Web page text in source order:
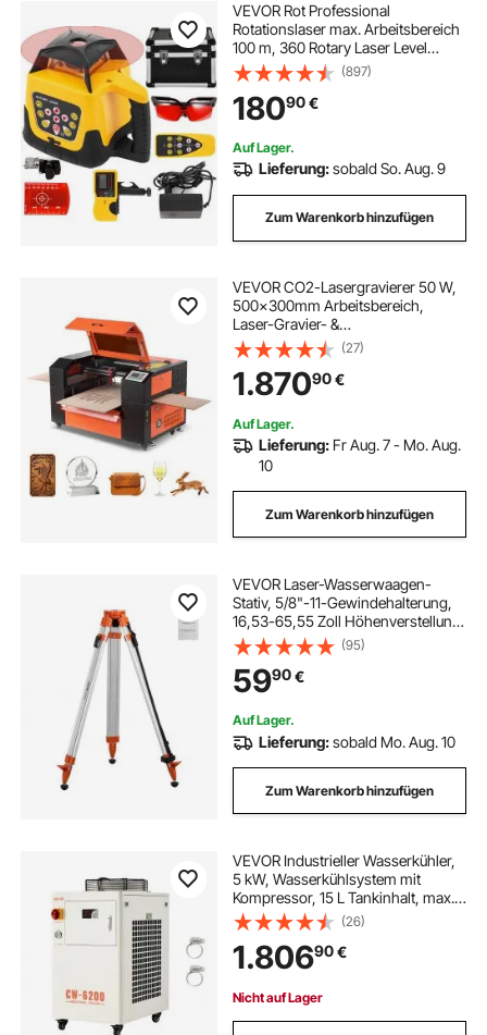
VEVOR Rot Professional
Rotationslaser max. Arbeitsbereich
100 m, 360 Rotary Laser Level
Wasser- und staubdicht
außenbereich Arbeitszeit 20
Stunden in Handwerkerkoffer 2 kg
Fernbedienung Yellow Shell
(897)
18090€
Auf Lager.
Lieferung:sobald So. Aug. 9
Zum Warenkorb hinzufügen
VEVOR CO2-Lasergravierer 50 W,
500x300mm Arbeitsbereich,
Laser-Gravier- &
Schneidemaschine mit 4-Wege-
Luftunterstützung, kompatibel mit
LightBurn, CorelDRAW & RDWorks,
für Holz, Acryl & Glas
(27)
1.87090€
Auf Lager.
Lieferung: Fr Aug. 7 - Mo. Aug.
10
Zum Warenkorb hinzufügen
VEVOR Laser-Wasserwaagen-
Stativ, 5/8"-11-Gewindehalterung,
16,53-65,55 Zoll Höhenverstellung,
robustes Vermessungs-Stativ für
Bau-Laser-Wasserwaagen-
Scanner, einziehbare Beine,
rutschfeste Füße, professionell
(95)
5990€
Auf Lager.
Lieferung:sobald Mo. Aug. 10
Zum Warenkorb hinzufügen
VEVOR Industrieller Wasserkühler,
5 kW, Wasserkühlsystem mit
Kompressor, 15 L Tankinhalt, max.
Durchflussrate 70 L/min, Industrial
Water Chiller für CO2-Laser-
Röhrengravur- &
Schneidemaschinen
(26)
1.80690€
Nicht auf Lager